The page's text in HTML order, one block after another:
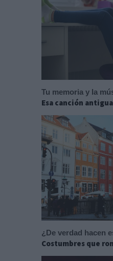
Tu memoria y la
Esa canción
¿De verdad hacen
Costumbres que